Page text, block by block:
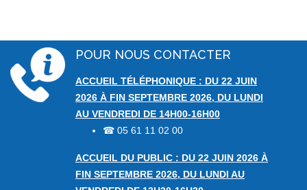
POUR NOUS CONTACTER
ACCUEIL TÉLÉPHONIQUE : DU 22 JUIN
2026 À FIN SEPTEMBRE 2026, DU LUNDI
AU VENDREDI DE 14H00-16H00
☎ 05 61 11 02 00
ACCUEIL DU PUBLIC : DU 22 JUIN 2026 À
FIN SEPTEMBRE 2026, DU LUNDI AU